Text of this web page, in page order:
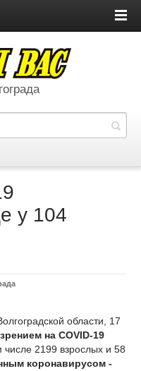
у 104
области, 17
на COVID-19
числе 2199 взрослых и 58
коронавирусом -